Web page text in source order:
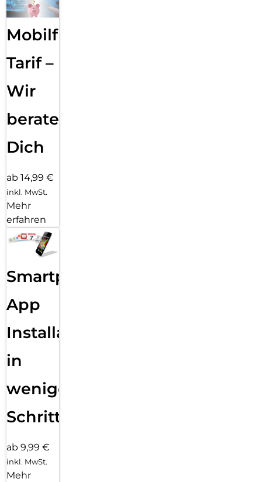
Mobilfunk
Tarif –
Wir
beraten
Dich
ab 14,99 €
inkl. MwSt.
Mehr
erfahren
Smartphone
App
Installation
in
wenigen
Schritten
ab 9,99 €
inkl. MwSt.
Mehr